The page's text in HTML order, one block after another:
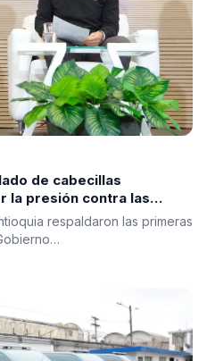
de cabecillas
la presión contra las
respaldaron las primeras